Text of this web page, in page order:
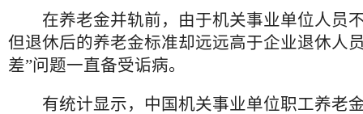
在养老金并轨前，由于机关事业单位人员
但退休后的养老金标准却远远高于企业退休人
差”问题一直备受诟病。
有统计显示，中国机关事业单位职工养老